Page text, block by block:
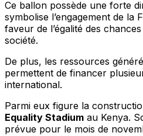
Ce ballon possède une forte
symbolise l’engagement de la
faveur de l’égalité des
société.
De plus, les ressources
permettent de financer
international.
Parmi eux figure la
Equality Stadium au Kenya.
prévue pour le mois de